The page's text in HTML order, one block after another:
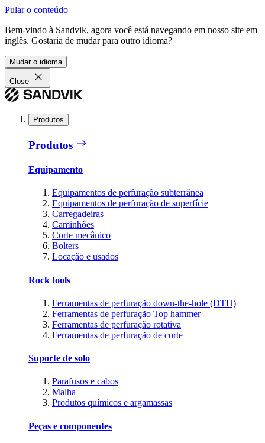
Pular o conteúdo
Bem-vindo à Sandvik, agora você está navegando em nosso site em
inglês. Gostaria de mudar para outro idioma?
Mudar o idioma
Close
Produtos
Produtos
Equipamento
Equipamentos de perfuração subterrânea
Equipamentos de perfuração de superfície
Carregadeiras
Caminhões
Corte mecânico
Bolters
Locação e usados
Rock tools
Ferramentas de perfuração down-the-hole (DTH)
Ferramentas de perfuração Top hammer
Ferramentas de perfuração rotativa
Ferramentas de perfuração de corte
Suporte de solo
Parafusos e cabos
Malha
Produtos químicos e argamassas
Peças e componentes